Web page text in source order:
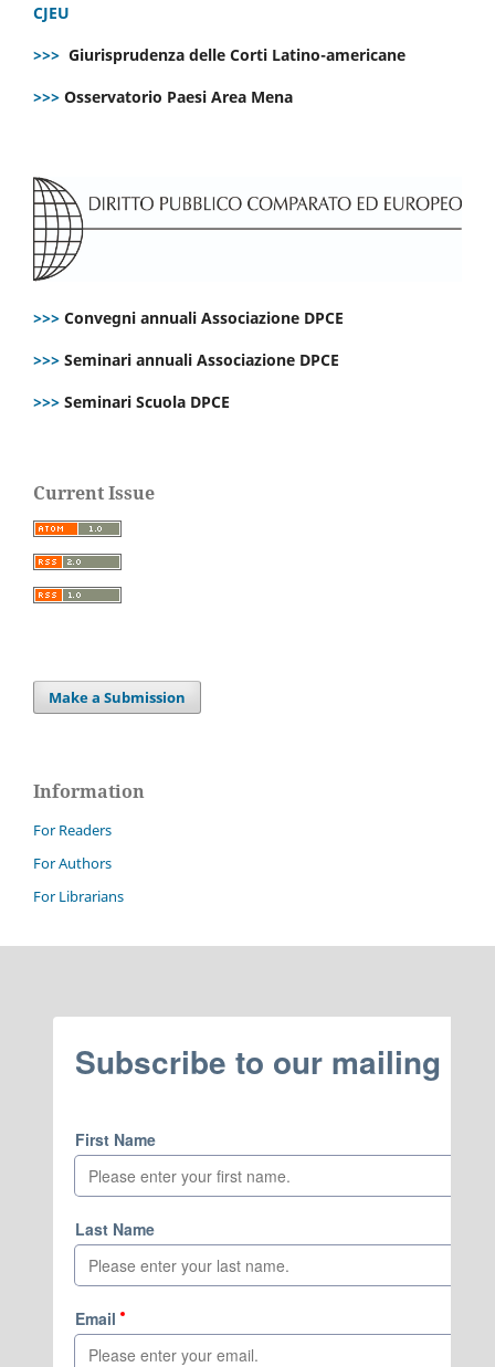
CJEU
>>> Giurisprudenza delle Corti Latino-americane
>>> Osservatorio Paesi Area Mena
>>> Convegni annuali Associazione DPCE
>>> Seminari annuali Associazione DPCE
>>> Seminari Scuola DPCE
Current Issue
Make a Submission
Information
For Readers
For Authors
For Librarians